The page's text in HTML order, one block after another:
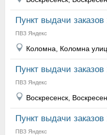
Пункт выдачи
ПВЗ Яндекс
Коломна, Коломна
Пункт выдачи
ПВЗ Яндекс
Воскресенск,
Пункт выдачи
ПВЗ Яндекс